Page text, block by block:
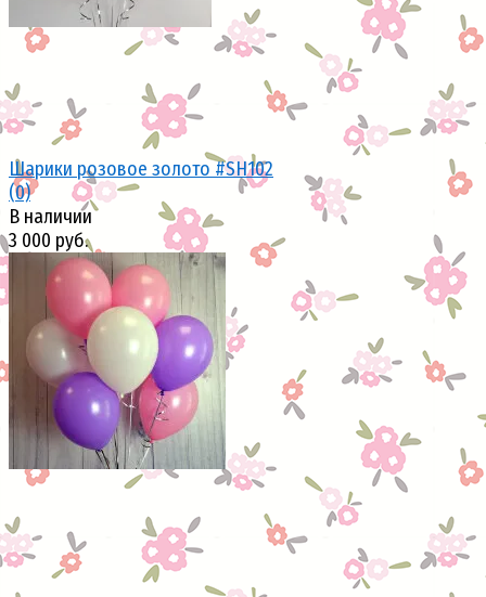
избранное сравнить
Шарики розовое золото #SH102
(0)
В наличии
3 000 руб.